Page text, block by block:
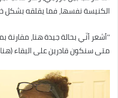
الكنيسة نفسها، فما يقلقه بشكل
’’أشعر أنّي بحالة جيدة هنا،
متى سنكون قادرين على البقاء